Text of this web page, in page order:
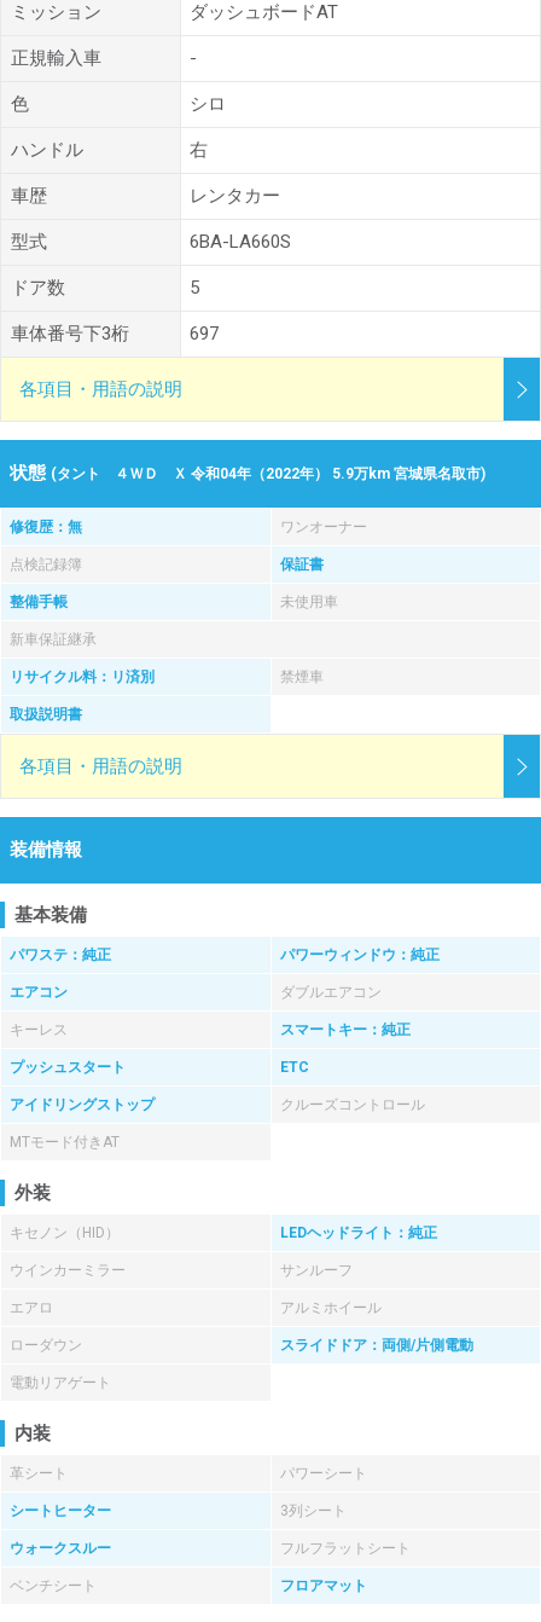
ミッション ダッシュボードAT
正規輸入車 -
色 シロ
ハンドル 右
車歴 レンタカー
型式 6BA-LA660S
ドア数 5
車体番号下3桁 697
各項目・用語の説明
状態 (タント ４ＷＤ Ｘ 令和04年（2022年） 5.9万km 宮城県名取市)
修復歴：無 ワンオーナー
点検記録簿 保証書
整備手帳 未使用車
新車保証継承
リサイクル料：リ済別 禁煙車
取扱説明書
各項目・用語の説明
装備情報
基本装備
パワステ：純正 パワーウィンドウ：純正
エアコン ダブルエアコン
キーレス スマートキー：純正
プッシュスタート ETC
アイドリングストップ クルーズコントロール
MTモード付きAT
外装
キセノン（HID） LEDヘッドライト：純正
ウインカーミラー サンルーフ
エアロ アルミホイール
ローダウン スライドドア：両側/片側電動
電動リアゲート
内装
革シート パワーシート
シートヒーター 3列シート
ウォークスルー フルフラットシート
ベンチシート フロアマット